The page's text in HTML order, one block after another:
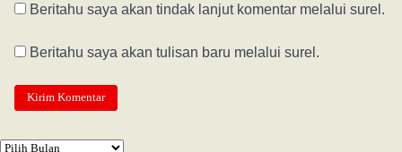
Beritahu saya akan tindak lanjut komentar melalui surel.
Beritahu saya akan tulisan baru melalui surel.